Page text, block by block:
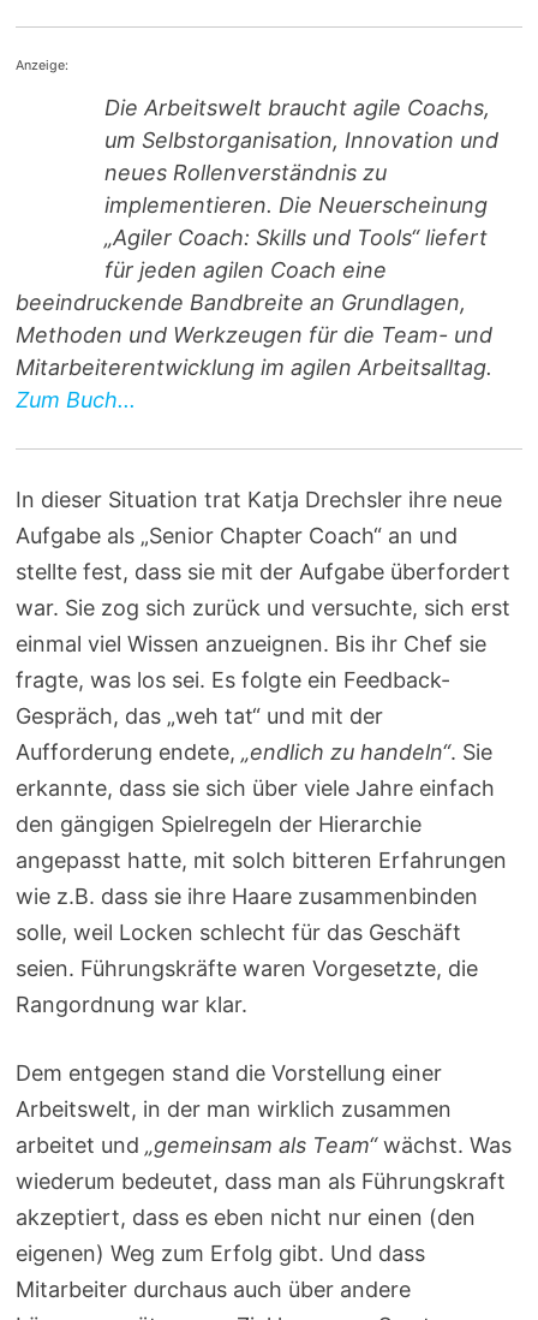
Anzeige:
Die Arbeitswelt braucht agile Coachs,
um Selbstorganisation, Innovation und
neues Rollenverständnis zu
implementieren. Die Neuerscheinung
„Agiler Coach: Skills und Tools“ liefert
für jeden agilen Coach eine
beeindruckende Bandbreite an Grundlagen,
Methoden und Werkzeugen für die Team- und
Mitarbeiterentwicklung im agilen Arbeitsalltag.
Zum Buch...
In dieser Situation trat Katja Drechsler ihre neue
Aufgabe als „Senior Chapter Coach“ an und
stellte fest, dass sie mit der Aufgabe überfordert
war. Sie zog sich zurück und versuchte, sich erst
einmal viel Wissen anzueignen. Bis ihr Chef sie
fragte, was los sei. Es folgte ein Feedback-
Gespräch, das „weh tat“ und mit der
Aufforderung endete,„endlich zu handeln“. Sie
erkannte, dass sie sich über viele Jahre einfach
den gängigen Spielregeln der Hierarchie
angepasst hatte, mit solch bitteren Erfahrungen
wie z.B. dass sie ihre Haare zusammenbinden
solle, weil Locken schlecht für das Geschäft
seien. Führungskräfte waren Vorgesetzte, die
Rangordnung war klar.
Dem entgegen stand die Vorstellung einer
Arbeitswelt, in der man wirklich zusammen
arbeitet und„gemeinsam als Team“wächst. Was
wiederum bedeutet, dass man als Führungskraft
akzeptiert, dass es eben nicht nur einen (den
eigenen) Weg zum Erfolg gibt. Und dass
Mitarbeiter durchaus auch über andere